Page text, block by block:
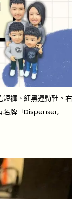
短褲、紅黑運動鞋。右
名牌「Dispenser,